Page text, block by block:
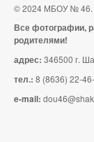
© 2024 МБОУ № 46.
Все фотографии,
родителями!
адрес: 346500 г.
тел.: 8 (8636) 22-
e-mail: